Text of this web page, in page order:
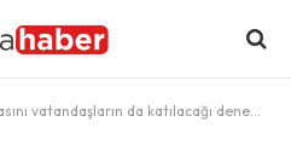
da katılacağı deneylerle araştıracak